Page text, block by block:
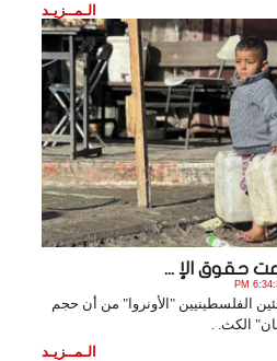
الـمــزيـد
حقوق الإ ...
الفلسطينيين "الأونروا" من أن حجم
الكث. .
الـمــزيـد